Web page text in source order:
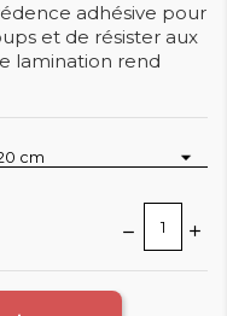
adhésive pour
et de résister aux
lamination rend